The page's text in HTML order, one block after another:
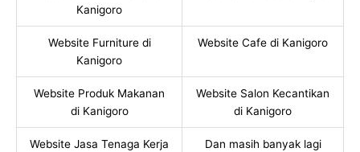
Kanigoro
Website Furniture di
Kanigoro
Website Cafe di Kanigoro
Website Produk Makanan
di Kanigoro
Website Salon Kecantikan
di Kanigoro
Website Jasa Tenaga Kerja
Dan masih banyak lagi